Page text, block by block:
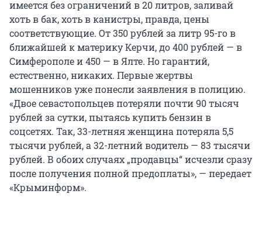
имеется без ограничений в 20 литров, заливай
хоть в бак, хоть в канистры, правда, цены
соответствующие. От 350 рублей за литр 95-го в
ближайшей к материку Керчи, до 400 рублей — в
Симферополе и 450 — в Ялте. Но гарантий,
естественно, никаких. Первые жертвы
мошенников уже понесли заявления в полицию.
«Двое севастопольцев потеряли почти 90 тысяч
рублей за сутки, пытаясь купить бензин в
соцсетях. Так, 33-летняя женщина потеряла 5,5
тысячи рублей, а 32-летний водитель — 83 тысячи
рублей. В обоих случаях „продавцы“ исчезли сразу
после получения полной предоплаты», — передает
«Крыминформ».